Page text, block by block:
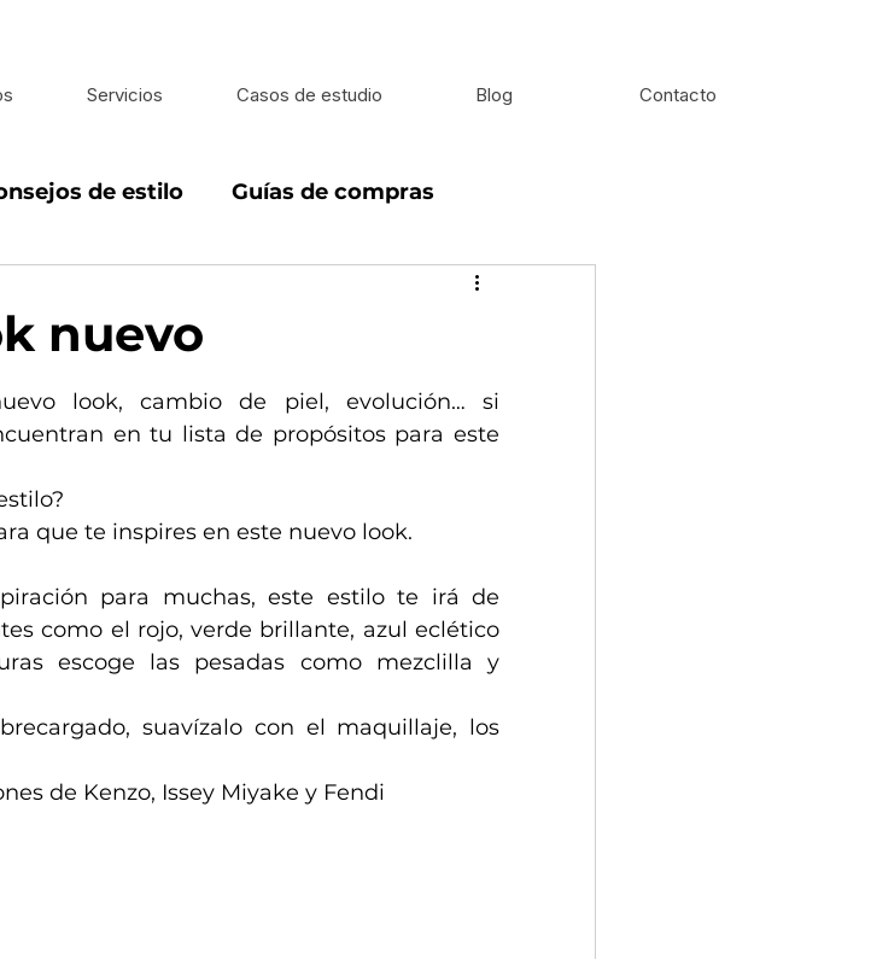
Servicios Casos de estudio Blog Contacto
de estilo Guías de compras
nuevo
look, cambio de piel, evolución… si
en tu lista de propósitos para este
que te inspires en este nuevo look.
para muchas, este estilo te irá de
como el rojo, verde brillante, azul eclético
escoge las pesadas como mezclilla y
suavízalo con el maquillaje, los
de Kenzo, Issey Miyake y Fendi